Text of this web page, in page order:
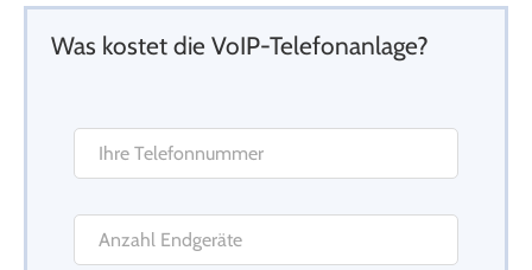
Was kostet die VoIP-Telefonanlage?